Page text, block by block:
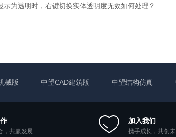
示为透明时，右键切换实体透明度无效如何处理？
械版 中望CAD建筑版 中望结构仿真
，共赢发展
加入我们
携手成长，共创